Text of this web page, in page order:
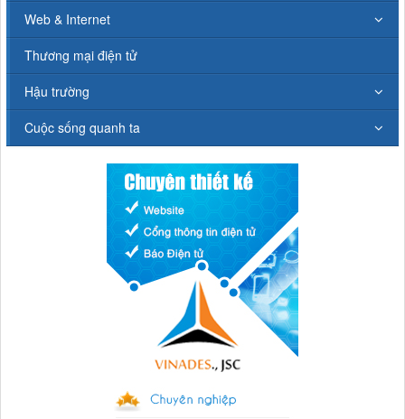
Web & Internet
Thương mại điện tử
Hậu trường
Cuộc sống quanh ta